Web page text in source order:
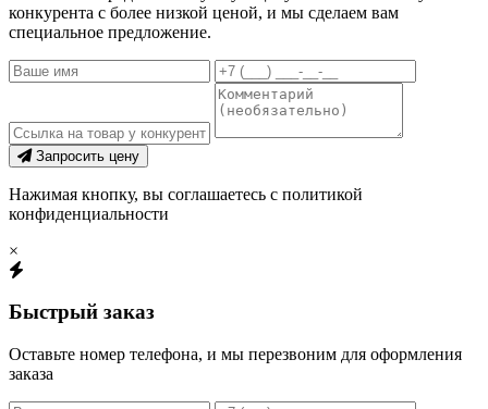
конкурента с более низкой ценой, и мы сделаем вам
специальное предложение.
Запросить цену
Нажимая кнопку, вы соглашаетесь с политикой
конфиденциальности
×
Быстрый заказ
Оставьте номер телефона, и мы перезвоним для оформления
заказа